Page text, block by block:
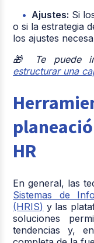
Ajustes: Si
o si la estrategia
los ajustes
🎁 Te puede
estructurar una
HR
En general, las
Sistemas de
(HRIS) y las
soluciones
tendencias y,